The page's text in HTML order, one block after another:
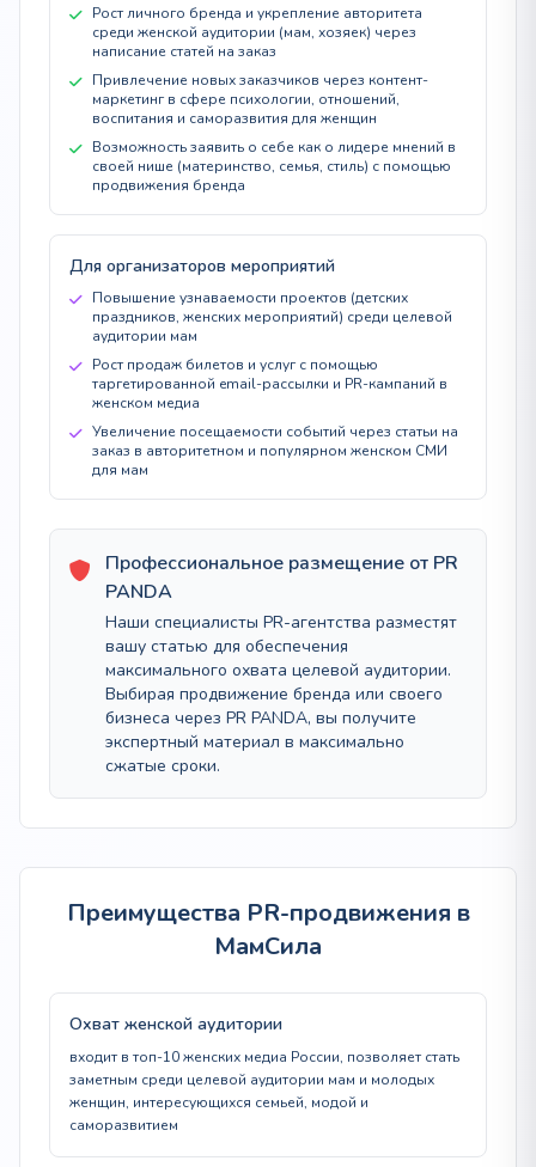
Рост личного бренда и укрепление авторитета
среди женской аудитории (мам, хозяек) через
написание статей на заказ
Привлечение новых заказчиков через контент-
маркетинг в сфере психологии, отношений,
воспитания и саморазвития для женщин
Возможность заявить о себе как о лидере мнений в
своей нише (материнство, семья, стиль) с помощью
продвижения бренда
Для организаторов мероприятий
Повышение узнаваемости проектов (детских
праздников, женских мероприятий) среди целевой
аудитории мам
Рост продаж билетов и услуг с помощью
таргетированной email-рассылки и PR-кампаний в
женском медиа
Увеличение посещаемости событий через статьи на
заказ в авторитетном и популярном женском СМИ
для мам
Профессиональное размещение от PR
PANDA
Наши специалисты PR-агентства разместят
вашу статью для обеспечения
максимального охвата целевой аудитории.
Выбирая продвижение бренда или своего
бизнеса через PR PANDA, вы получите
экспертный материал в максимально
сжатые сроки.
Преимущества PR-продвижения в
МамСила
Охват женской аудитории
входит в топ-10 женских медиа России, позволяет стать
заметным среди целевой аудитории мам и молодых
женщин, интересующихся семьей, модой и
саморазвитием